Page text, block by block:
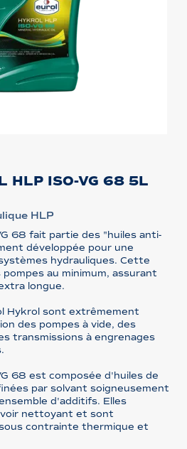
HLP ISO-VG 68 5L
HLP
68 fait partie des "huiles anti-
développée pour une
hydrauliques. Cette
au minimum, assurant
longue.
Hykrol sont extrêmement
des pompes à vide, des
transmissions à engrenages
68 est composée d'huiles de
par solvant soigneusement
d'additifs. Elles
nettoyant et sont
contrainte thermique et